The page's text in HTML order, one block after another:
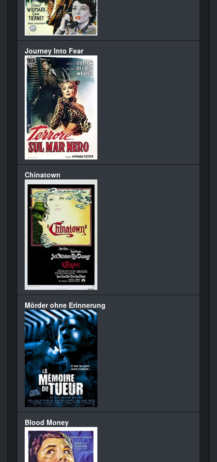
Journey Into Fear
Chinatown
Mörder ohne Erinnerung
Blood Money